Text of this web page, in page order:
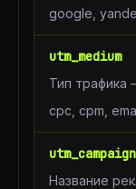
google,
utm_medium
Тип трафика
cpc, cpm,
utm_campaign
Название